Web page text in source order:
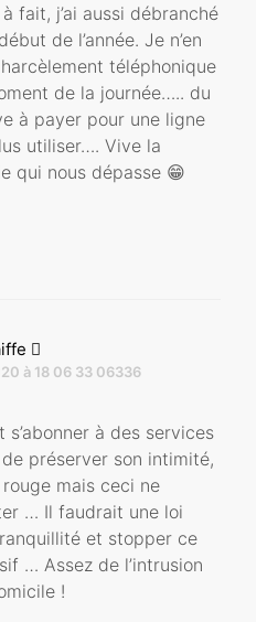
fait, j’ai aussi débranché
de l’année. Je n’en
téléphonique
de la journée….. du
à payer pour une ligne
utiliser…. Vive la
qui nous dépasse 😁
à 18 06 33 06336
s’abonner à des services
préserver son intimité,
mais ceci ne
… Il faudrait une loi
et stopper ce
… Assez de l’intrusion
!